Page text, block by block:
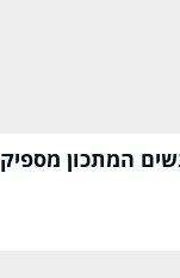
המתכון מספיק